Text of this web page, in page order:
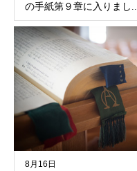
の手紙第９章に入りまし...
8月16日